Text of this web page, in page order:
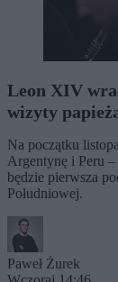
Leon XIV
wizyty
Na początku
Argentynę i Peru
będzie pierwsza
Południowej.
Paweł Żurek